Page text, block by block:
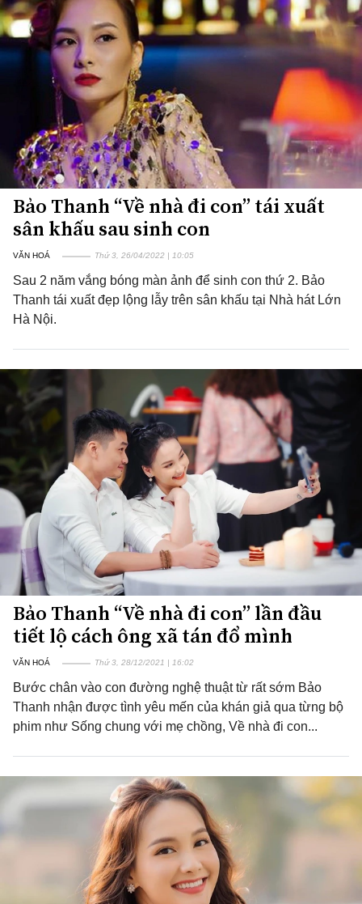
Bảo Thanh “Về nhà đi con” tái xuất
sân khấu sau sinh con
VĂN HOÁ Thứ 3, 26/04/2022 | 10:05
Sau 2 năm vắng bóng màn ảnh để sinh con thứ 2. Bảo
Thanh tái xuất đẹp lộng lẫy trên sân khấu tại Nhà hát Lớn
Hà Nội.
Bảo Thanh “Về nhà đi con” lần đầu
tiết lộ cách ông xã tán đổ mình
VĂN HOÁ Thứ 3, 28/12/2021 | 16:02
Bước chân vào con đường nghệ thuật từ rất sớm Bảo
Thanh nhận được tình yêu mến của khán giả qua từng bộ
phim như Sống chung với mẹ chồng, Về nhà đi con...